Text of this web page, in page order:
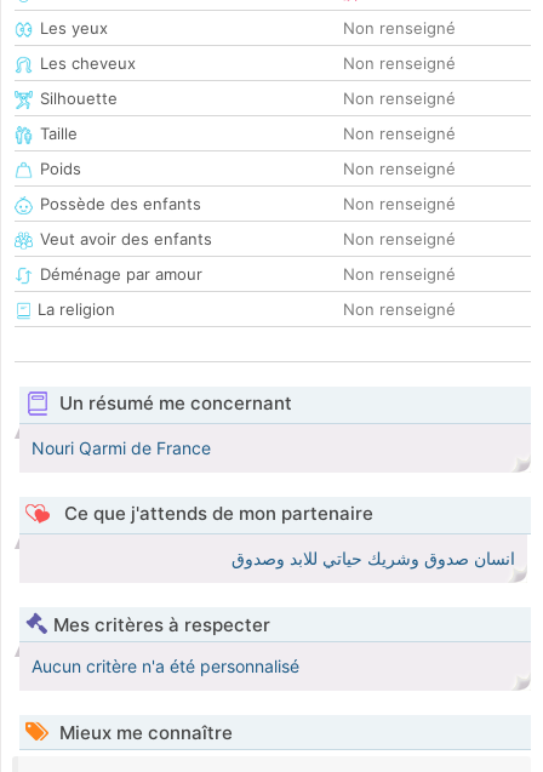
Les yeux
Non renseigné
Les cheveux
Non renseigné
Silhouette
Non renseigné
Taille
Non renseigné
Poids
Non renseigné
Possède des enfants
Non renseigné
Veut avoir des enfants
Non renseigné
Déménage par amour
Non renseigné
La religion
Non renseigné
Un résumé me concernant
Nouri Qarmi de France
Ce que j'attends de mon partenaire
انسان صدوق وشريك حياتي للابد وصدوق
Mes critères à respecter
Aucun critère n'a été personnalisé
Mieux me connaître